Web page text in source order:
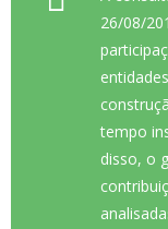
26/08/
tempo
disso, o